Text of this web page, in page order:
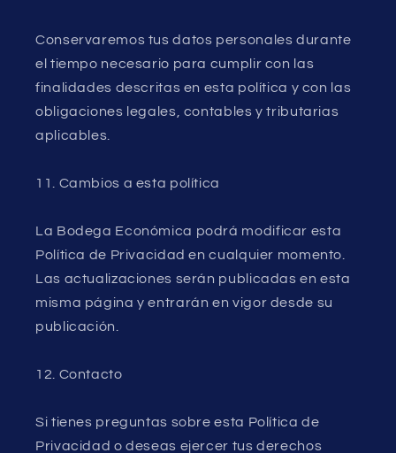
Conservaremos tus datos personales durante
el tiempo necesario para cumplir con las
finalidades descritas en esta política y con las
obligaciones legales, contables y tributarias
aplicables.
11. Cambios a esta política
La Bodega Económica podrá modificar esta
Política de Privacidad en cualquier momento.
Las actualizaciones serán publicadas en esta
misma página y entrarán en vigor desde su
publicación.
12. Contacto
Si tienes preguntas sobre esta Política de
Privacidad o deseas ejercer tus derechos